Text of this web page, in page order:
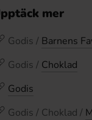
mer
Godis / Barnens
Godis / Choklad
Godis
Godis / Choklad /